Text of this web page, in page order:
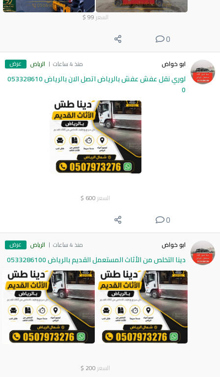
السعر 99
$
0
ابو خواض منذ 4 ساعات الرياض عرض
لوري نقل عفش عفش بالرياض اتصل الان بالرياض 053328610
0
السعر 600
$
0
ابو خواض منذ 4 ساعات الرياض عرض
دينا التخلص من الأثاث المستعمل القديم بالرياض 0533286100
السعر 200
$